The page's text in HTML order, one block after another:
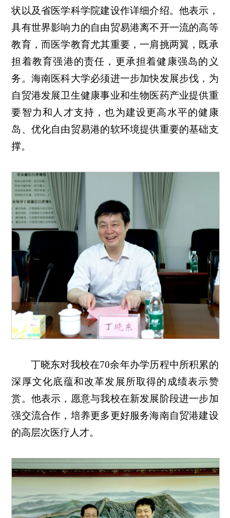
状以及省医学科学院建设作详细介绍。他表示，
具有世界影响力的自由贸易港离不开一流的高等
教育，而医学教育尤其重要，一肩挑两翼，既承
担着教育强港的责任，更承担着健康强岛的义
务。海南医科大学必须进一步加快发展步伐，为
自贸港发展卫生健康事业和生物医药产业提供重
要智力和人才支持，也为建设更高水平的健康
岛、优化自由贸易港的软环境提供重要的基础支
撑。
丁晓东对我校在70余年办学历程中所积累的
深厚文化底蕴和改革发展所取得的成绩表示赞
赏。他表示，愿意与我校在新发展阶段进一步加
强交流合作，培养更多更好服务海南自贸港建设
的高层次医疗人才。